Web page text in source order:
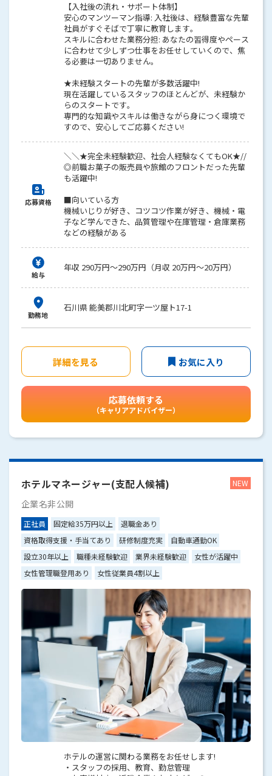
【入社後の流れ・サポート体制】
安心のマンツーマン指導: 入社後は、経験豊富な先輩
社員がすぐそばで丁寧に教育します。
スキルに合わせた業務分担: あなたの習得度やペース
に合わせて少しずつ仕事をお任せしていくので、焦
る必要は一切ありません。
★未経験スタートの先輩が多数活躍中!
現在活躍しているスタッフのほとんどが、未経験か
らのスタートです。
専門的な知識やスキルは働きながら身につく環境で
すので、安心してご応募ください!
応募資格
＼＼★完全未経験歓迎、社会人経験なくてもOK★//
◎前職お菓子の販売員や旅館のフロントだった先輩
も活躍中!
■向いている方
機械いじりが好き、コツコツ作業が好き、機械・電
子など学んできた、品質管理や在庫管理・倉庫業務
などの経験がある
給与
年収 290万円～290万円（月収 20万円～20万円）
勤務地
石川県 能美郡川北町字一ツ屋ト17-1
詳細を見る
応募依頼する
（キャリアアドバイザー）
お気に入り
ホテルマネージャー(支配人候補)
企業名非公開
正社員 固定給35万円以上
退職金あり
資格取得支援・手当てあり
研修制度充実
自動車通勤OK
設立30年以上
職種未経験歓迎 業界未経験歓迎
女性が活躍中
女性管理職登用あり
女性従業員4割以上
ホテルの運営に関わる業務をお任せします!
・スタッフの採用、教育、勤怠管理